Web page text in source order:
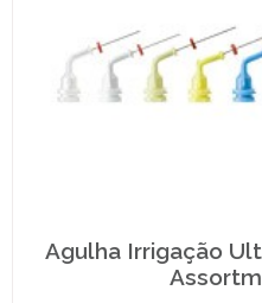
Agulha Irrigação